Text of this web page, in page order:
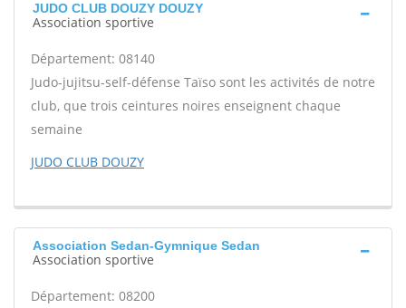
JUDO CLUB DOUZY DOUZY
Association sportive
Département: 08140
Judo-jujitsu-self-défense Taïso sont les activités de notre
club, que trois ceintures noires enseignent chaque
semaine
JUDO CLUB DOUZY
Association Sedan-Gymnique Sedan
Association sportive
Département: 08200